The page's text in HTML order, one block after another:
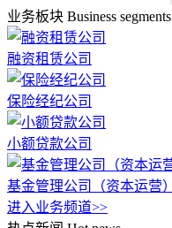
业务板块 Business segments
融资租赁公司
保险经纪公司
小额贷款公司
基金管理公司（资本运营）
进入业务频道>>